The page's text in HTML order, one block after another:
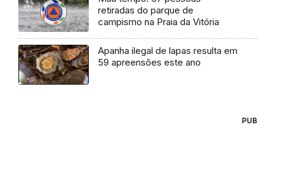
retiradas do parque de
campismo na Praia da Vitória
Apanha ilegal de lapas resulta em
59 apreensões este ano
PUB